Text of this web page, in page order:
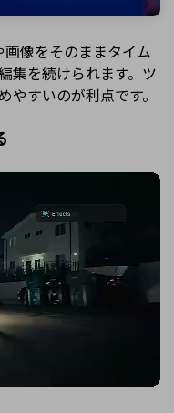
像をそのままタイム
集を続けられます。ツ
すいのが利点です。